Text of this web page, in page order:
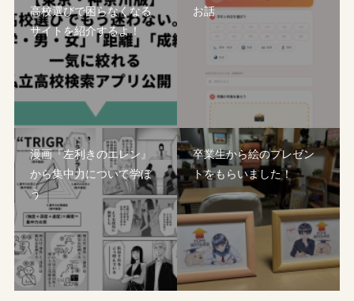
高校選びで困らなくなる
サイトを紹介するよ！
お話
漫画『左利きのエレン』
から集中力について学ぼ
う
卒業生から絵のプレゼン
トをもらいました！